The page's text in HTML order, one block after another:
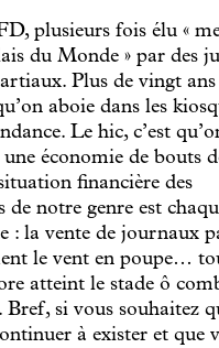
plusieurs fois élu «
du Monde » par des
Plus de vingt ans
aboie dans les
Le hic, c’est
économie de bouts
financière des
notre genre est
: la vente de journaux
le vent en poupe…
atteint le stade ô
Bref, si vous souhaitez
à exister et que